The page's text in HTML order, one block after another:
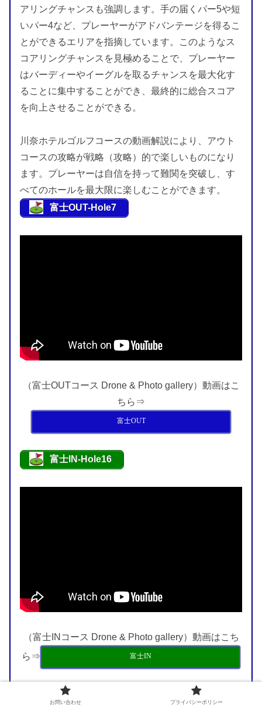
アリングチャンスも強調します。手の届くパー5や短
いパー4など、プレーヤーがアドバンテージを得るこ
とができるエリアを指摘しています。このようなス
コアリングチャンスを見極めることで、プレーヤー
はバーディーやイーグルを取るチャンスを最大化す
ることに集中することができ、最終的に総合スコア
を向上させることができる。
川奈ホテルゴルフコースの動画解説により、アウト
コースの攻略が戦略（攻略）的で楽しいものになり
ます。プレーヤーは自信を持って難関を突破し、す
べてのホールを最大限に楽しむことができます。
富士OUT-Hole7
（富士OUTコース Drone & Photo gallery）動画はこ
ちら⇒
富士OUT
富士IN-Hole16
（富士INコース Drone & Photo gallery）動画はこち
ら⇒
富士IN
お問い合わせ プライバシーポリシー